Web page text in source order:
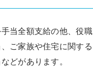
当全額支給の他、役職
ご家族や住宅に関する
どがあります。